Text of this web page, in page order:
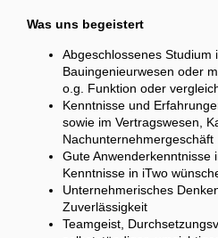
Was uns begeistert
Abgeschlossenes Studium
Bauingenieurwesen oder
o.g. Funktion oder
Kenntnisse und
sowie im Vertragswesen,
Nachunternehmergeschäft
Gute Anwenderkenntnisse
Kenntnisse in iTwo
Unternehmerisches
Zuverlässigkeit
Teamgeist,